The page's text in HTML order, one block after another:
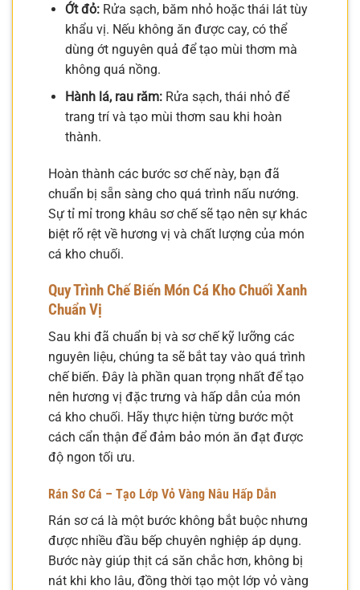
Ớt đỏ:Rửa sạch, băm nhỏ hoặc thái lát tùy
khẩu vị. Nếu không ăn được cay, có thể
dùng ớt nguyên quả để tạo mùi thơm mà
không quá nồng.
Hành lá, rau răm:Rửa sạch, thái nhỏ để
trang trí và tạo mùi thơm sau khi hoàn
thành.
Hoàn thành các bước sơ chế này, bạn đã
chuẩn bị sẵn sàng cho quá trình nấu nướng.
Sự tỉ mỉ trong khâu sơ chế sẽ tạo nên sự khác
biệt rõ rệt về hương vị và chất lượng của món
cá kho chuối.
Quy Trình Chế Biến Món Cá Kho Chuối Xanh
Chuẩn Vị
Sau khi đã chuẩn bị và sơ chế kỹ lưỡng các
nguyên liệu, chúng ta sẽ bắt tay vào quá trình
chế biến. Đây là phần quan trọng nhất để tạo
nên hương vị đặc trưng và hấp dẫn của món
cá kho chuối. Hãy thực hiện từng bước một
cách cẩn thận để đảm bảo món ăn đạt được
độ ngon tối ưu.
Rán Sơ Cá – Tạo Lớp Vỏ Vàng Nâu Hấp Dẫn
Rán sơ cá là một bước không bắt buộc nhưng
được nhiều đầu bếp chuyên nghiệp áp dụng.
Bước này giúp thịt cá săn chắc hơn, không bị
nát khi kho lâu, đồng thời tạo một lớp vỏ vàng